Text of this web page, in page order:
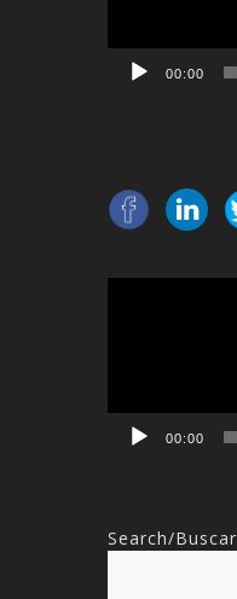
00:00
00:00
Search/Buscar